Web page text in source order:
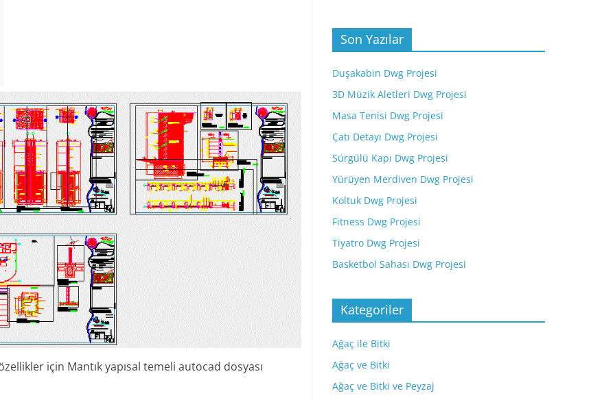
için Mantık yapısal temeli autocad dosyası
Son Yazılar
Duşakabin Dwg Projesi
3D Müzik Aletleri Dwg Projesi
Masa Tenisi Dwg Projesi
Çatı Detayı Dwg Projesi
Sürgülü Kapı Dwg Projesi
Yürüyen Merdiven Dwg Projesi
Koltuk Dwg Projesi
Fitness Dwg Projesi
Tiyatro Dwg Projesi
Basketbol Sahası Dwg Projesi
Kategoriler
Ağaç ile Bitki
Ağaç ve Bitki
Ağaç ve Bitki ve Peyzaj